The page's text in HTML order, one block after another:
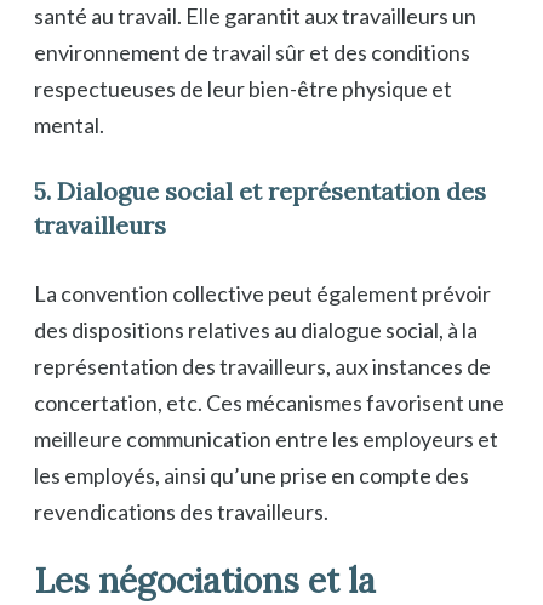
santé au travail. Elle garantit aux travailleurs un
environnement de travail sûr et des conditions
respectueuses de leur bien-être physique et
mental.
5. Dialogue social et représentation des
travailleurs
La convention collective peut également prévoir
des dispositions relatives au dialogue social, à la
représentation des travailleurs, aux instances de
concertation, etc. Ces mécanismes favorisent une
meilleure communication entre les employeurs et
les employés, ainsi qu’une prise en compte des
revendications des travailleurs.
Les négociations et la